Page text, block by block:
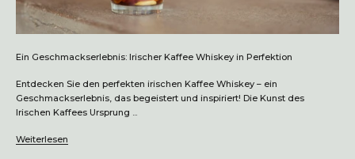
Ein Geschmackserlebnis: Irischer Kaffee Whiskey in Perfektion
Entdecken Sie den perfekten irischen Kaffee Whiskey – ein
Geschmackserlebnis, das begeistert und inspiriert! Die Kunst des
Irischen Kaffees Ursprung ...
Weiterlesen